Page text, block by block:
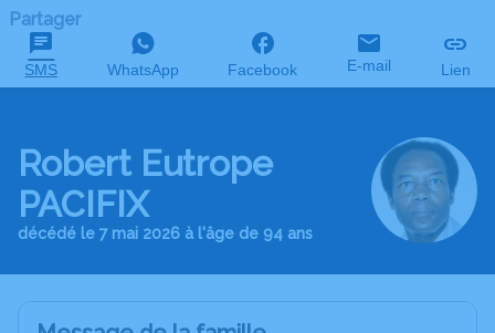
Partager
SMS WhatsApp Facebook E-mail Lien
Robert Eutrope
PACIFIX
décédé le 7 mai 2026 à l'âge de 94 ans